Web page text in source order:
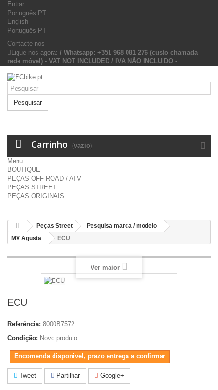
Entrar
Português PT
English
Português PT
Contacte-nos
Ligue-nos agora: / Whatsapp: +351 968 081 276 (custo chamada
rede móvel) - VAT NOT INCLUDED / IVA NÃO INCLUIDO -
Pesquisar
Carrinho (vazio)
Menu
BOUTIQUE
PEÇAS OFF-ROAD / ATV
PEÇAS STREET
PEÇAS ORIGINAIS
Peças Street
Pesquisa marca / modelo
MV Agusta
ECU
Ver maior
ECU
Referência: 8000B7572
Condição: Novo produto
Encomenda disponivel, prazo entrega a confirmar
Tweet Partilhar Google+